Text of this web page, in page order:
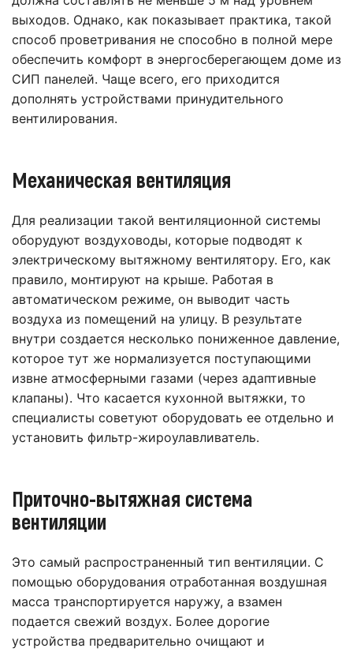
выходов. Однако, как показывает практика, такой
способ проветривания не способно в полной мере
обеспечить комфорт в энергосберегающем доме из
СИП панелей. Чаще всего, его приходится
дополнять устройствами принудительного
вентилирования.
Механическая вентиляция
Для реализации такой вентиляционной системы
оборудуют воздуховоды, которые подводят к
электрическому вытяжному вентилятору. Его, как
правило, монтируют на крыше. Работая в
автоматическом режиме, он выводит часть
воздуха из помещений на улицу. В результате
внутри создается несколько пониженное давление,
которое тут же нормализуется поступающими
извне атмосферными газами (через адаптивные
клапаны). Что касается кухонной вытяжки, то
специалисты советуют оборудовать ее отдельно и
установить фильтр-жироулавливатель.
Приточно-вытяжная система
вентиляции
Это самый распространенный тип вентиляции. С
помощью оборудования отработанная воздушная
масса транспортируется наружу, а взамен
подается свежий воздух. Более дорогие
устройства предварительно очищают и